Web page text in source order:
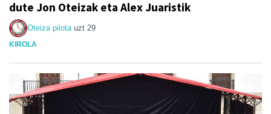
dute Jon Oteizak eta Alex Juaristik
Oteiza pilota uzt 29
KIROLA